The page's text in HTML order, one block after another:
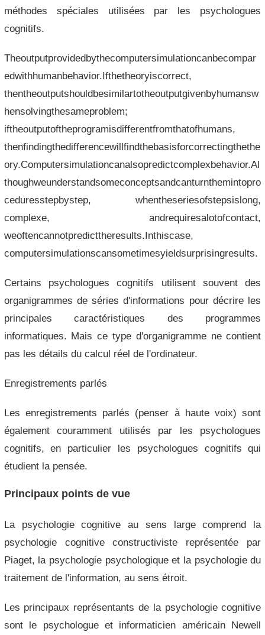
méthodes spéciales utilisées par les psychologues
cognitifs.
Theoutputprovidedbythecomputersimulationcanbecompar
edwithhumanbehavior.Ifthetheoryiscorrect,
thentheoutputshouldbesimilartotheoutputgivenbyhumansw
hensolvingthesameproblem;
iftheoutputoftheprogramisdifferentfromthatofhumans,
thenfindingthedifferencewillfindthebasisforcorrectingthethe
ory.Computersimulationcanalsopredictcomplexbehavior.Al
thoughweunderstandsomeconceptsandcanturnthemintopro
ceduresstepbystep, whentheseriesofstepsislong,
complexe, andrequiresalotofcontact,
weoftencannotpredicttheresults.Inthiscase,
computersimulationscansometimesyieldsurprisingresults.
Certains psychologues cognitifs utilisent souvent des
organigrammes de séries d'informations pour décrire les
principales caractéristiques des programmes
informatiques. Mais ce type d'organigramme ne contient
pas les détails du calcul réel de l'ordinateur.
Enregistrements parlés
Les enregistrements parlés (penser à haute voix) sont
également couramment utilisés par les psychologues
cognitifs, en particulier les psychologues cognitifs qui
étudient la pensée.
Principaux points de vue
La psychologie cognitive au sens large comprend la
psychologie cognitive constructiviste représentée par
Piaget, la psychologie psychologique et la psychologie du
traitement de l'information, au sens étroit.
Les principaux représentants de la psychologie cognitive
sont le psychologue et informaticien américain Newell